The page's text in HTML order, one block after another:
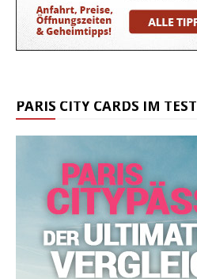
PARIS CITY CARDS IM TEST